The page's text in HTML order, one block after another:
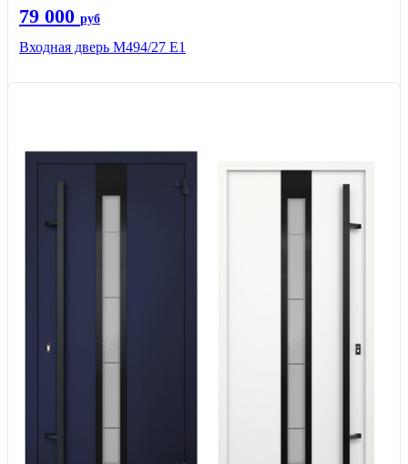
79 000 руб
Входная дверь М494/27 Е1